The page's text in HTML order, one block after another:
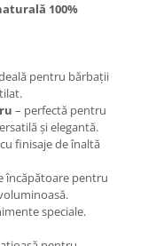
100%
pentru bărbații
– perfectă pentru
și elegantă.
finisaje de înaltă
încăpătoare pentru
speciale.